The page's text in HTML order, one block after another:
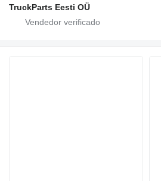
TruckParts Eesti OÜ